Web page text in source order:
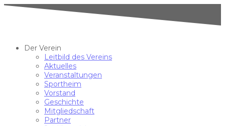
Der Verein
Leitbild des Vereins
Aktuelles
Veranstaltungen
Sportheim
Vorstand
Geschichte
Mitgliedschaft
Partner